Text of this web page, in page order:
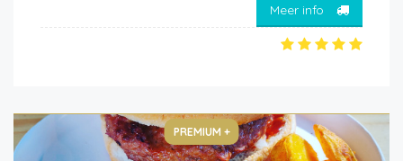
Meer info
PREMIUM +